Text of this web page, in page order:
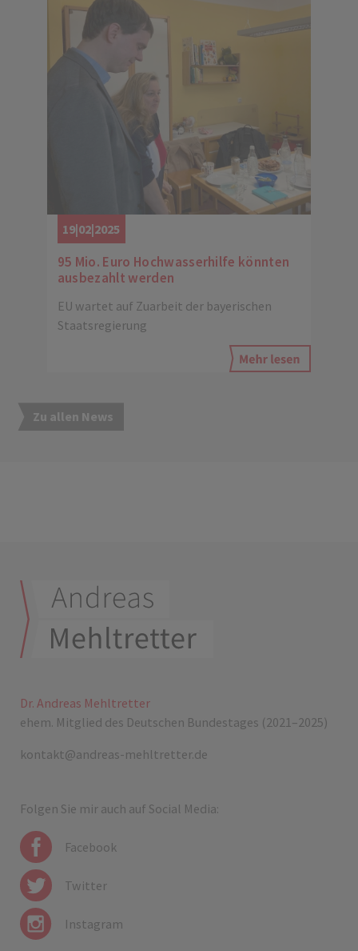
19|02|2025
95 Mio. Euro Hochwasserhilfe könnten
ausbezahlt werden
EU wartet auf Zuarbeit der bayerischen
Staatsregierung
Zu allen News
Dr. Andreas Mehltretter
ehem. Mitglied des Deutschen Bundestages (2021–2025)
kontakt@andreas-mehltretter.de
Folgen Sie mir auch auf Social Media:
Facebook
Twitter
Instagram